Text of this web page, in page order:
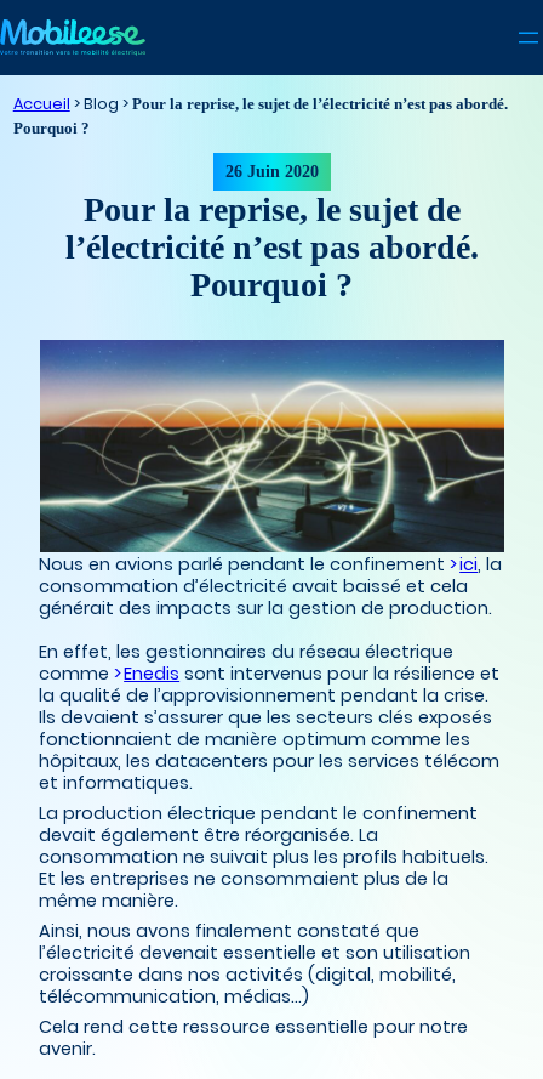
au
contenu
Accueil >
Pour la reprise, le sujet de l’électricité n’est pas abordé.
Pourquoi ?
26 Juin 2020
Pour la reprise, le sujet de
l’électricité n’est pas abordé.
Pourquoi ?
Nous en avions parlé pendant le confinement ici, la
consommation d’électricité avait baissé et cela
générait des impacts sur la gestion de production.
En effet, les gestionnaires du réseau électrique
comme Enedis sont intervenus pour la résilience et
la qualité de l’approvisionnement pendant la crise.
Ils devaient s’assurer que les secteurs clés exposés
fonctionnaient de manière optimum comme les
hôpitaux, les datacenters pour les services télécom
et informatiques.
La production électrique pendant le confinement
devait également être réorganisée. La
consommation ne suivait plus les profils habituels.
Et les entreprises ne consommaient plus de la
même manière.
Ainsi, nous avons finalement constaté que
l’électricité devenait essentielle et son utilisation
croissante dans nos activités (digital, mobilité,
télécommunication, médias…)
Cela rend cette ressource essentielle pour notre
avenir.